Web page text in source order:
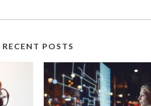
RECENT POSTS